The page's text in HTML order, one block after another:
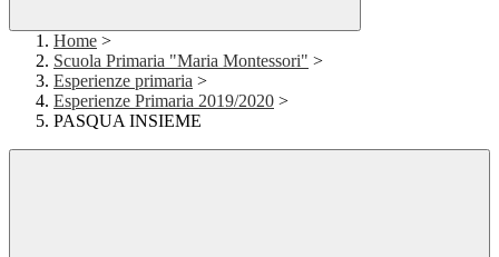
Home >
Scuola Primaria "Maria Montessori" >
Esperienze primaria >
Esperienze Primaria 2019/2020 >
PASQUA INSIEME